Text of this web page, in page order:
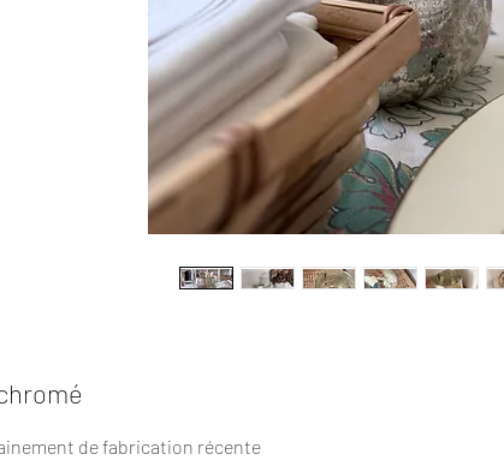
de fabrication récente